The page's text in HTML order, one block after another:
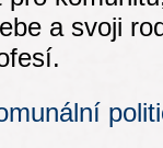
a svoji